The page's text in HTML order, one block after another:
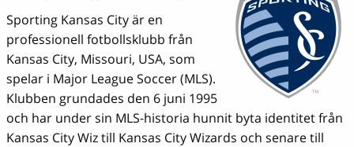
Sporting Kansas City är en
professionell fotbollsklubb från
Kansas City, Missouri, USA, som
spelar i Major League Soccer (MLS).
Klubben grundades den 6 juni 1995
och har under sin MLS-historia hunnit byta identitet från
Kansas City Wiz till Kansas City Wizards och senare till